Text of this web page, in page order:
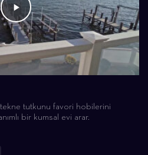
tutkunu favori hobilerini
bir kumsal evi arar.